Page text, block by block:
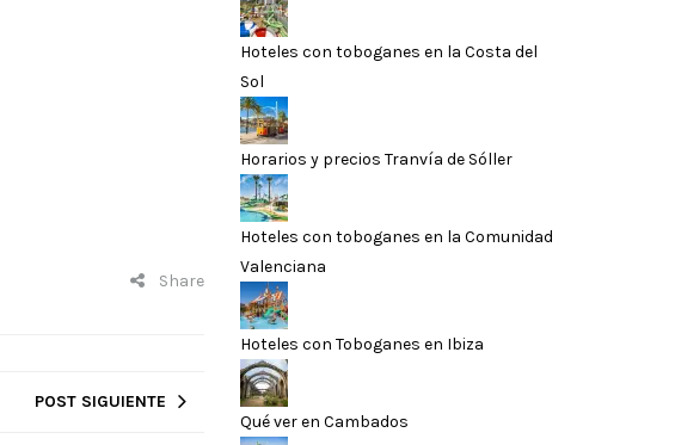
Share
POST SIGUIENTE
Hoteles con toboganes en la Costa del
Sol
Horarios y precios Tranvía de Sóller
Hoteles con toboganes en la Comunidad
Valenciana
Hoteles con Toboganes en Ibiza
Qué ver en Cambados